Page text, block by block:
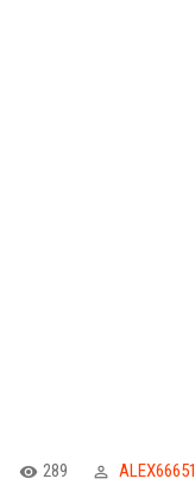
289 ALEX66651